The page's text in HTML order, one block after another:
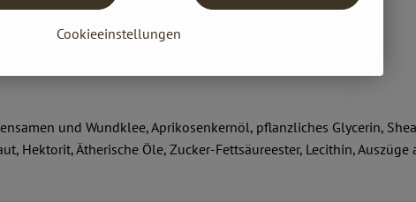
und Wundklee, Aprikosenkernöl, pflanzliches Glycerin,
Hektorit, Ätherische Öle, Zucker-Fettsäureester, Lecithin,
Cookieeinstellungen